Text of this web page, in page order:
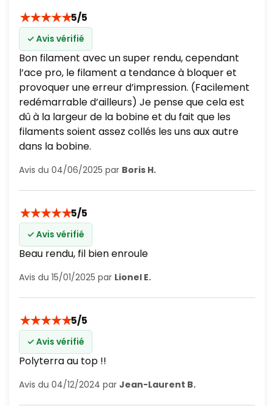
★★★★★5/5
✓ Avis vérifié
Bon filament avec un super rendu, cependant
l’ace pro, le filament a tendance à bloquer et
provoquer une erreur d’impression. (Facilement
redémarrable d’ailleurs) Je pense que cela est
dû à la largeur de la bobine et du fait que les
filaments soient assez collés les uns aux autre
dans la bobine.
Avis du 04/06/2025 par Boris H.
★★★★★5/5
✓ Avis vérifié
Beau rendu, fil bien enroule
Avis du 15/01/2025 par Lionel E.
★★★★★5/5
✓ Avis vérifié
Polyterra au top !!
Avis du 04/12/2024 par Jean-Laurent B.